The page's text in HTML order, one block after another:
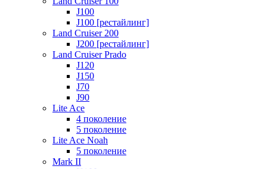
J100
J100 [рестайлинг]
Land Cruiser 200
J200 [рестайлинг]
Land Cruiser Prado
J120
J150
J70
J90
Lite Ace
4 поколение
5 поколение
Lite Ace Noah
5 поколение
Mark II